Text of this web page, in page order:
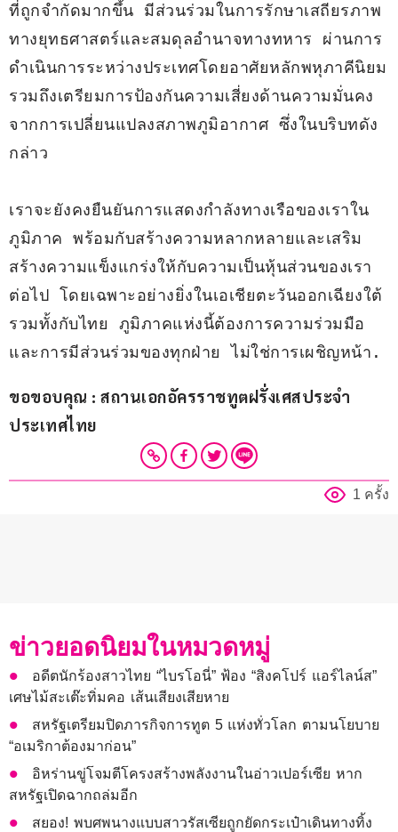
ที่ถูกจำกัดมากขึ้น มีส่วนร่วมในการรักษาเสถียรภาพ
ทางยุทธศาสตร์และสมดุลอำนาจทางทหาร ผ่านการ
ดำเนินการระหว่างประเทศโดยอาศัยหลักพหุภาคีนิยม
รวมถึงเตรียมการป้องกันความเสี่ยงด้านความมั่นคง
จากการเปลี่ยนแปลงสภาพภูมิอากาศ ซึ่งในบริบทดัง
กล่าว
เราจะยังคงยืนยันการแสดงกำลังทางเรือของเราใน
ภูมิภาค พร้อมกับสร้างความหลากหลายและเสริม
สร้างความแข็งแกร่งให้กับความเป็นหุ้นส่วนของเรา
ต่อไป โดยเฉพาะอย่างยิ่งในเอเชียตะวันออกเฉียงใต้
รวมทั้งกับไทย ภูมิภาคแห่งนี้ต้องการความร่วมมือ
และการมีส่วนร่วมของทุกฝ่าย ไม่ใช่การเผชิญหน้า.
ขอขอบคุณ : สถานเอกอัครราชทูตฝรั่งเศสประจำ
ประเทศไทย
1 ครั้ง
ข่าวยอดนิยมในหมวดหมู่
อดีตนักร้องสาวไทย “ไบรโอนี่” ฟ้อง “สิงคโปร์ แอร์ไลน์ส”
เศษไม้สะเต๊ะทิ่มคอ เส้นเสียงเสียหาย
สหรัฐเตรียมปิดภารกิจการทูต 5 แห่งทั่วโลก ตามนโยบาย
“อเมริกาต้องมาก่อน”
อิหร่านขู่โจมตีโครงสร้างพลังงานในอ่าวเปอร์เซีย หาก
สหรัฐเปิดฉากถล่มอีก
สยอง! พบศพนางแบบสาวรัสเซียถูกยัดกระเป๋าเดินทางทิ้ง